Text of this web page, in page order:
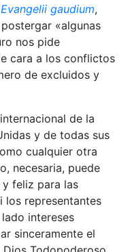
Evangelii gaudium,
«algunas
nos pide
cara a los conflictos
de excluidos y
de la
y de todas sus
cualquier otra
necesaria, puede
feliz para las
los representantes
intereses
sinceramente el